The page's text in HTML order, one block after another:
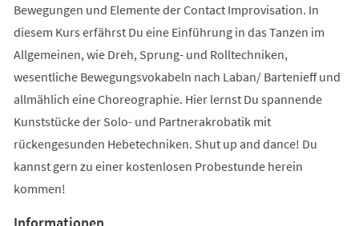
Bewegungen und Elemente der Contact Improvisation. In
diesem Kurs erfährst Du eine Einführung in das Tanzen im
Allgemeinen, wie Dreh, Sprung- und Rolltechniken,
wesentliche Bewegungsvokabeln nach Laban/ Bartenieff und
allmählich eine Choreographie. Hier lernst Du spannende
Kunststücke der Solo- und Partnerakrobatik mit
rückengesunden Hebetechniken. Shut up and dance! Du
kannst gern zu einer kostenlosen Probestunde herein
kommen!
Informationen